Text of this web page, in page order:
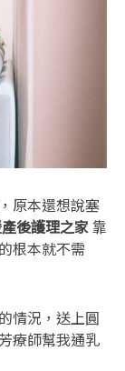
原本還想說塞
後護理之家靠
根本就不需
情況，送上圓
療師幫我通乳